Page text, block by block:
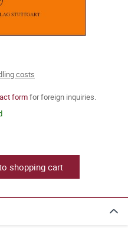
costs
formfor foreign inquiries.
shopping cart